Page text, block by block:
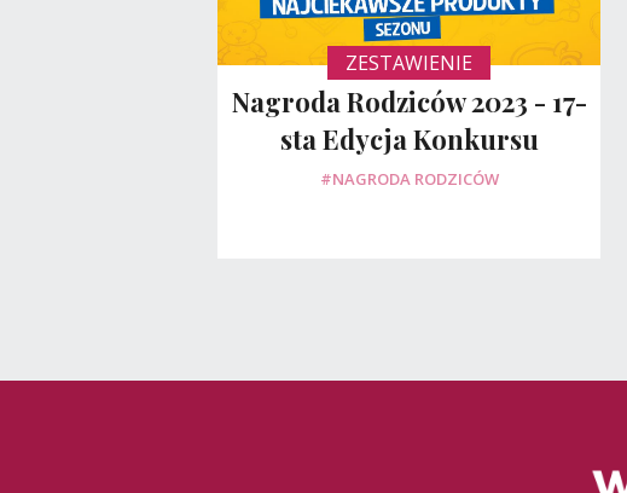
ZESTAWIENIE
Nagroda Rodziców 2023 - 17-
sta Edycja Konkursu
#NAGRODA RODZICÓW